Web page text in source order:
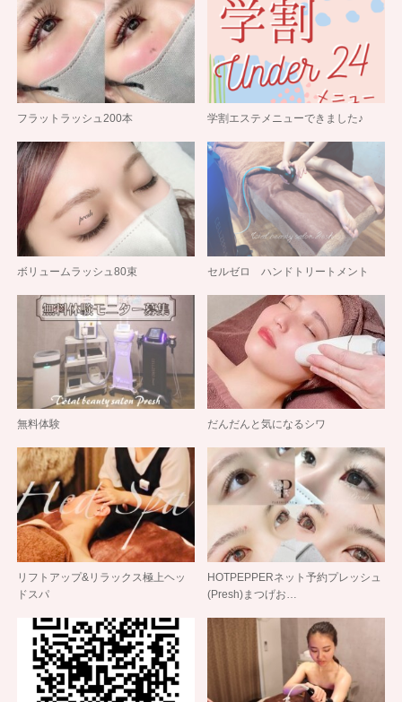
フラットラッシュ200本 学割エステメニューできました♪
ボリュームラッシュ80束 セルゼロ ハンドトリートメント
無料体験 だんだんと気になるシワ
リフトアップ&リラックス極上ヘッ
ドスパ
HOTPEPPERネット予約プレッシュ
(Presh)まつげお…